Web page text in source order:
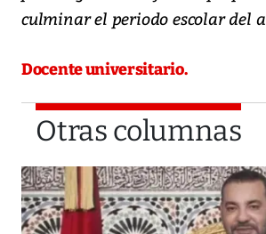
culminar el periodo escolar del
Docente universitario.
Otras columnas